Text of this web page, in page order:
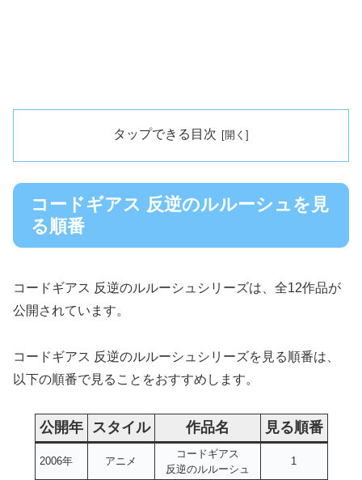
タップできる目次
コードギアス 反逆のルルーシュを見
る順番
コードギアス 反逆のルルーシュシリーズは、全12作品が
公開されています。
コードギアス 反逆のルルーシュシリーズを見る順番は、
以下の順番で見ることをおすすめします。
公開年 スタイル 作品名 見る順番
2006年 アニメ
コードギアス
反逆のルルーシュ
1